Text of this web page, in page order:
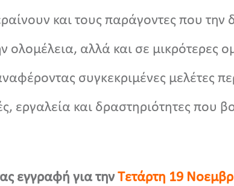
και τους παράγοντες που την
αλλά και σε μικρότερες
συγκεκριμένες μελέτες
εργαλεία και δραστηριότητες που
εγγραφή για τηνΤετάρτη 19